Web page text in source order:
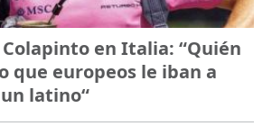
en Italia: “Quién
que europeos le iban a
latino“